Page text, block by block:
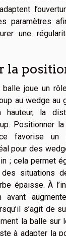
paramètres
une
la
joue un
au wedge au
hauteur, la
Positionner
favorise un
pour des
; cela permet
situations
épaisse. À
avant
s’agit de
la balle sur
à adapter la